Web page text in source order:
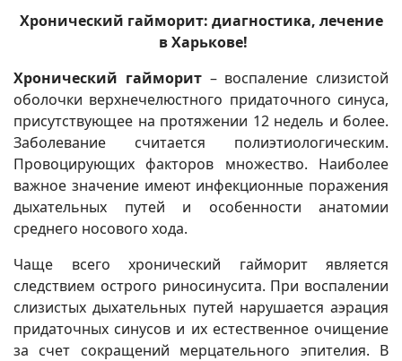
Хронический гайморит: диагностика, лечение
в Харькове!
Хронический гайморит– воспаление слизистой
оболочки верхнечелюстного придаточного синуса,
присутствующее на протяжении 12 недель и более.
Заболевание считается полиэтиологическим.
Провоцирующих факторов множество. Наиболее
важное значение имеют инфекционные поражения
дыхательных путей и особенности анатомии
среднего носового хода.
Чаще всего хронический гайморит является
следствием острого риносинусита. При воспалении
слизистых дыхательных путей нарушается аэрация
придаточных синусов и их естественное очищение
за счет сокращений мерцательного эпителия. В